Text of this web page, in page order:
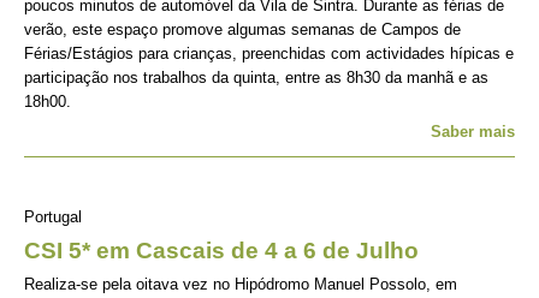
poucos minutos de automóvel da Vila de Sintra. Durante as férias de
verão, este espaço promove algumas semanas de Campos de
Férias/Estágios para crianças, preenchidas com actividades hípicas e
participação nos trabalhos da quinta, entre as 8h30 da manhã e as
18h00.
Saber mais
Portugal
CSI 5* em Cascais de 4 a 6 de Julho
Realiza-se pela oitava vez no Hipódromo Manuel Possolo, em